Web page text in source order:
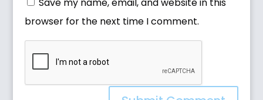
browser for the next time I comment.